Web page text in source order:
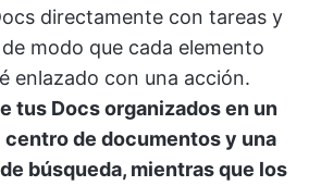
directamente con tareas y
modo que cada elemento
enlazado con una acción.
tus Docs organizados en un
centro de documentos y una
búsqueda, mientras que los